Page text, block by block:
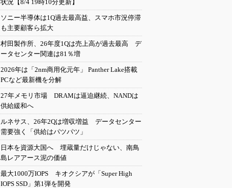
状況【8/4 19時10分更新】
ソニー半導体は1Q過去最高益、スマホ市況停滞
も主要顧客ら拡大
村田製作所、26年度1Qは売上高が過去最高 デ
ータセンター関連は81％増
2026年は「2nm商用化元年」 Panther Lake搭載
PCなど最新機を分解
27年メモリ市場 DRAMは逼迫継続、NANDは
供給緩和へ
ルネサス、26年2Qは増収増益 データセンター
需要強く「供給はパツパツ」
日本を資源大国へ 埋蔵量だけじゃない、南鳥
島レアアース泥の価値
最大1000万IOPS キオクシアが「Super High
IOPS SSD」第1弾を開発